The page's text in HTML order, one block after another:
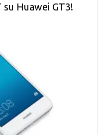
Huawei GT3!